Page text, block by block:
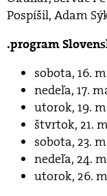
Pospíšil, Adam
program
sobota, 16.
nedeľa, 17.
utorok, 19.
štvrtok, 21.
sobota, 23.
nedeľa, 24.
utorok, 26.